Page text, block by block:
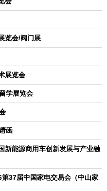
览会/阀门展
展览会
学展览会
函
新能源商用车创新发展与产业融
37届中国家电交易会（中山家